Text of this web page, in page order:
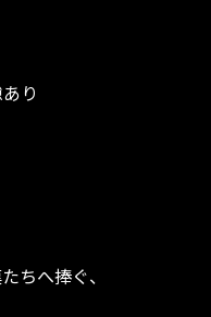
り
ちへ捧ぐ、